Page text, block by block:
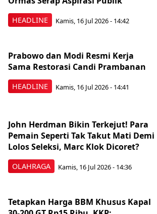
HEADLINE Kamis, 16 Jul 2026 - 14:42
HEADLINE
Prabowo dan Modi Resmi Kerja
Sama Restorasi Candi Prambanan
Kamis, 16 Jul 2026 - 14:41
OLAHRAGA
John Herdman Bikin Terkejut! Para
Pemain Seperti Tak Takut Mati Demi
Lolos Seleksi, Marc Klok Dicoret?
Kamis, 16 Jul 2026 - 14:36
Tetapkan Harga BBM Khusus Kapal